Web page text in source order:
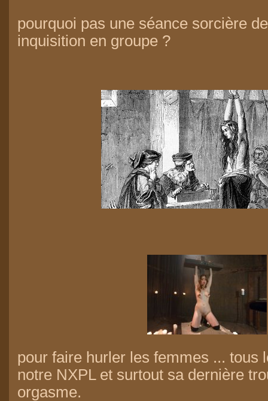
pourquoi pas une séance sorcière
inquisition en groupe ?
pour faire hurler les femmes ... tous
notre NXPL et surtout sa dernière
orgasme.